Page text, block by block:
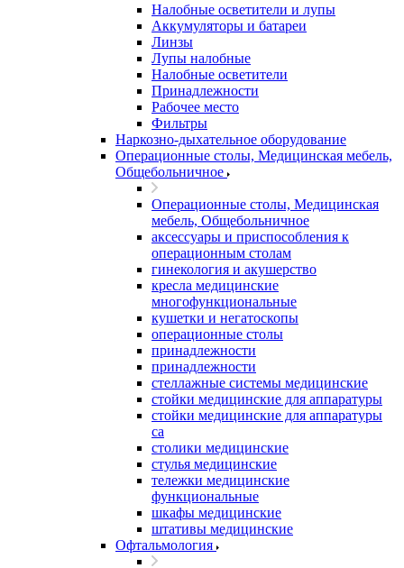
Налобные осветители и лупы
Аккумуляторы и батареи
Линзы
Лупы налобные
Налобные осветители
Принадлежности
Рабочее место
Фильтры
Наркозно-дыхательное оборудование
Операционные столы, Медицинская мебель,
Общебольничное
Операционные столы, Медицинская
мебель, Общебольничное
аксессуары и приспособления к
операционным столам
гинекология и акушерство
кресла медицинские
многофункциональные
кушетки и негатоскопы
операционные столы
принадлежности
принадлежности
стеллажные системы медицинские
стойки медицинские для аппаратуры
стойки медицинские для аппаратуры
са
столики медицинские
стулья медицинские
тележки медицинские
функциональные
шкафы медицинские
штативы медицинские
Офтальмология